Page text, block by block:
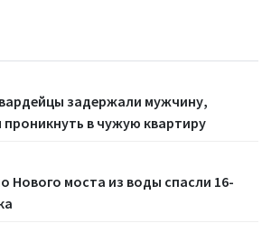
задержали мужчину,
в чужую квартиру
Нового моста из воды спасли 16-